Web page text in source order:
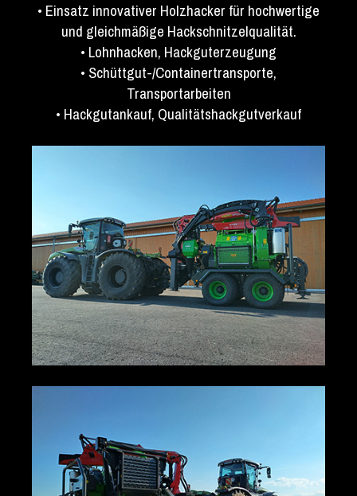
• Einsatz innovativer Holzhacker für hochwertige
und gleichmäßige Hackschnitzelqualität.
• Lohnhacken, Hackguterzeugung
• Schüttgut-/Containertransporte,
Transportarbeiten
• Hackgutankauf, Qualitätshackgutverkauf